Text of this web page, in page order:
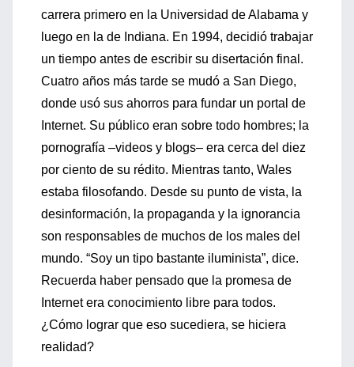
carrera primero en la Universidad de Alabama y
luego en la de Indiana. En 1994, decidió trabajar
un tiempo antes de escribir su disertación final.
Cuatro años más tarde se mudó a San Diego,
donde usó sus ahorros para fundar un portal de
Internet. Su público eran sobre todo hombres; la
pornografía –videos y blogs– era cerca del diez
por ciento de su rédito. Mientras tanto, Wales
estaba filosofando. Desde su punto de vista, la
desinformación, la propaganda y la ignorancia
son responsables de muchos de los males del
mundo. “Soy un tipo bastante iluminista”, dice.
Recuerda haber pensado que la promesa de
Internet era conocimiento libre para todos.
¿Cómo lograr que eso sucediera, se hiciera
realidad?